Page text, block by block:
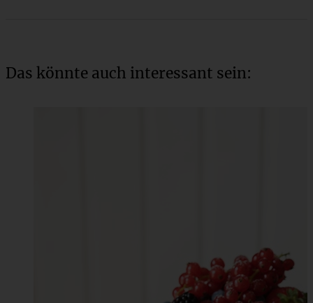
Das könnte auch interessant sein: